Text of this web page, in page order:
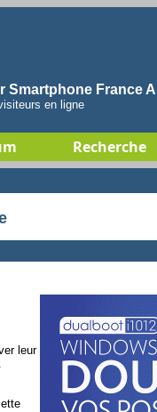
Smartphone France
en ligne
Recherche
leur